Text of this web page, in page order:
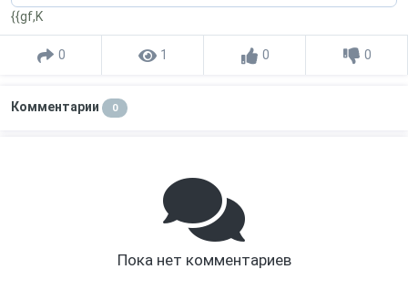
{{gf,K
0 1 0 0
Комментарии 0
Пока нет комментариев